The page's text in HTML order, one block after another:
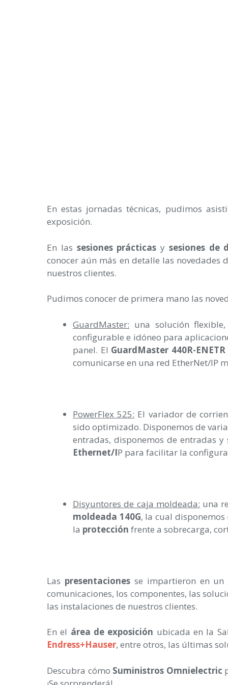
En estas jornadas técnicas, pudimos
exposición.
En las sesiones prácticas y sesiones de
conocer aún más en detalle las novedades
nuestros clientes.
Pudimos conocer de primera mano las
GuardMaster: una solución
configurable e idóneo para
panel. El GuardMaster 440R-ENETR
comunicarse en una red EtherNet/IP
PowerFlex 525: El variador de
sido optimizado. Disponemos de
entradas, disponemos de entradas
Ethernet/IP para facilitar la
Disyuntores de caja moldeada: una
moldeada 140G, la cual
la protección frente a sobrecarga,
Las presentacionesse impartieron en un
comunicaciones, los componentes, las
las instalaciones de nuestros clientes.
En el área de exposición ubicada en la
Endress+Hauser, entre otros, las últimas
Descubra cómo Suministros Omnielectric